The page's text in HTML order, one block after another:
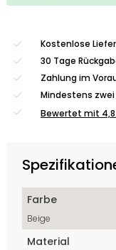
Kostenlose
30 Tage
Zahlung im
Mindestens
Bewertet mit
Farbe
Beige
Material